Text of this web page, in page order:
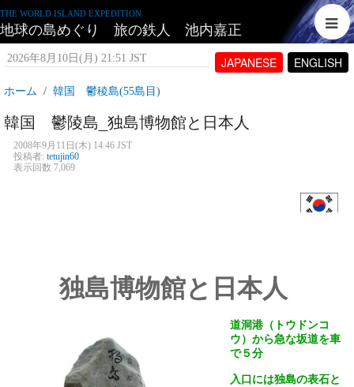
THE WORLD ISLAND EXPEDITION
地球の島めぐり 旅の鉄人 池内嘉正
JAPANESE ENGLISH
2026年8月10日(月) 21:51 JST
ホーム 韓国 鬱稜島(55島目)
韓国 鬱陵島_独島博物館と日本人
2008年9月11日(木) 14:46 JST
投稿者: tetujin60
表示回数 7,069
道洞港（トウドンコ
ウ）から急な坂道を車
で５分
入口には独島の表石と
独島博物館と日本人